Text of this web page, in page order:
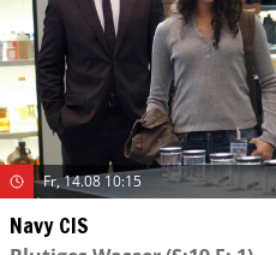
Fr, 14.08 10:15
Navy CIS